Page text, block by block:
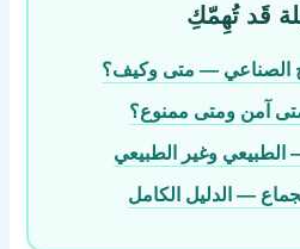
قَد تُهِمّكِ
الصناعي — متى وكيف؟
متى آمن ومتى ممنوع؟
الطبيعي وغير الطبيعي
— الدليل الكامل